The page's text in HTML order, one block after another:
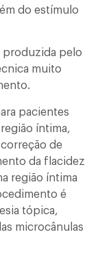
do estímulo
produzida pelo
muito
pacientes
íntima,
de
da flacidez
região íntima
é
tópica,
microcânulas